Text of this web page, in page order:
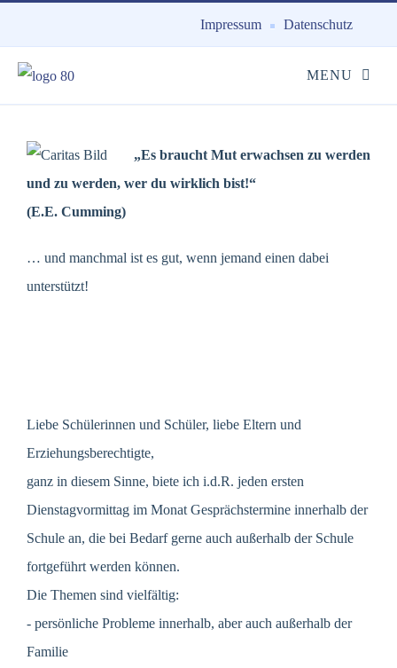
Impressum Datenschutz
„Es braucht Mut erwachsen zu werden
und zu werden, wer du wirklich bist!“
(E.E. Cumming)
… und manchmal ist es gut, wenn jemand einen dabei
unterstützt!
Liebe Schülerinnen und Schüler, liebe Eltern und
Erziehungsberechtigte,
ganz in diesem Sinne, biete ich i.d.R. jeden ersten
Dienstagvormittag im Monat Gesprächstermine innerhalb der
Schule an, die bei Bedarf gerne auch außerhalb der Schule
fortgeführt werden können.
Die Themen sind vielfältig:
- persönliche Probleme innerhalb, aber auch außerhalb der
Familie